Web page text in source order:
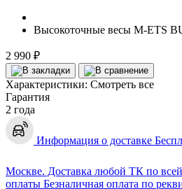
Высокоточные весы M-ETS
2 990 ₽
Характеристики: Смотреть все
Гарантия
2 года
Информация о доставке
Москве. Доставка любой ТК по
оплаты Безналичная оплата по